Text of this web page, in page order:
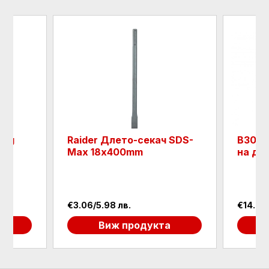
Raider Длето-секач SDS-
Max 18х400mm
€3.06/5.98 лв.
Виж продукта
на